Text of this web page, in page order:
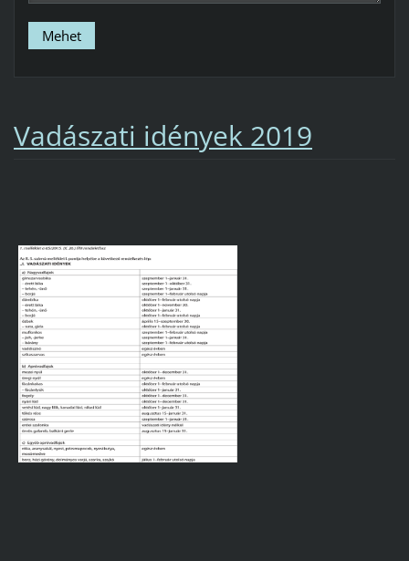
Vadászati idények 2019